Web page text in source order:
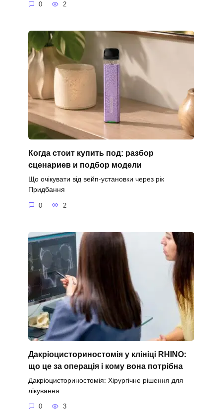
0 2
Когда стоит купить под: разбор
сценариев и подбор модели
Що очікувати від вейп-установки через рік
Придбання
0 2
Дакріоцисториностомія у клініці RHINO:
що це за операція і кому вона потрібна
Дакріоцисториностомія: Хірургічне рішення для
лікування
0 3